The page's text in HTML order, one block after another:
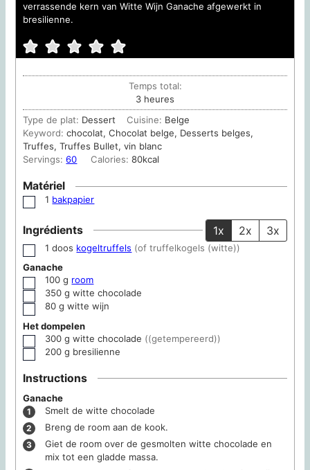
verrassende kern van Witte Wijn Ganache afgewerkt in
bresilienne.
Temps total:
3heures
heures
Type de plat: Dessert Cuisine: Belge
Keyword:chocolat, Chocolat belge, Desserts belges,
Truffes, Truffes Bullet, vin blanc
Servings:60 Calories:80kcal
Matériel
▢
1 bakpapier
Ingrédients 1x 2x 3x
▢
1 doos kogeltruffels (of truffelkogels (witte))
Ganache
▢
100 g room
▢
350 g witte chocolade
▢
80 g witte wijn
Het dompelen
▢
300 g witte chocolade ((getempereerd))
▢
200 g bresilienne
Instructions
Ganache
Smelt de witte chocolade
Breng de room aan de kook.
Giet de room over de gesmolten witte chocolade en
mix tot een gladde massa.